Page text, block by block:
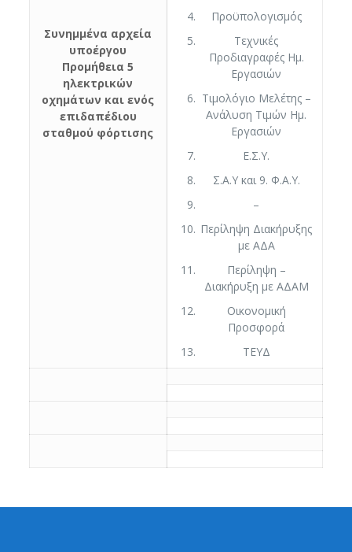
Συνημμένα αρχεία
υποέργου
Προμήθεια 5
ηλεκτρικών
οχημάτων και ενός
επιδαπέδιου
σταθμού φόρτισης
Προϋπολογισμός
Τεχνικές
Προδιαγραφές Ημ.
Εργασιών
Τιμολόγιο Μελέτης –
Ανάλυση Τιμών Ημ.
Εργασιών
Ε.Σ.Υ.
Σ.Α.Υ και 9. Φ.Α.Υ.
–
Περίληψη Διακήρυξης
με ΑΔΑ
Περίληψη –
Διακήρυξη με ΑΔΑΜ
Οικονομική
Προσφορά
ΤΕΥΔ